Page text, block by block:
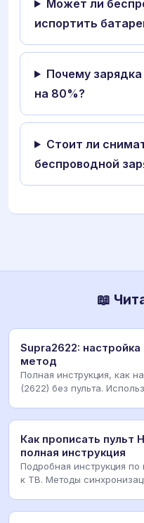
Может ли
испортить
Почему
на 80%?
Стоит ли
беспроводной
📖
Supra2622:
метод
Полная инструкция, как
(2622) без пульта.
Как прописать пульт
полная инструкция
Подробная инструкция
к ТВ. Методы